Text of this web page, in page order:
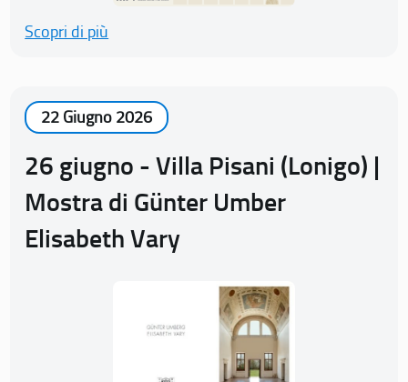
Scopri di più
22 Giugno 2026
26 giugno - Villa Pisani (Lonigo) |
Mostra di Günter Umber
Elisabeth Vary